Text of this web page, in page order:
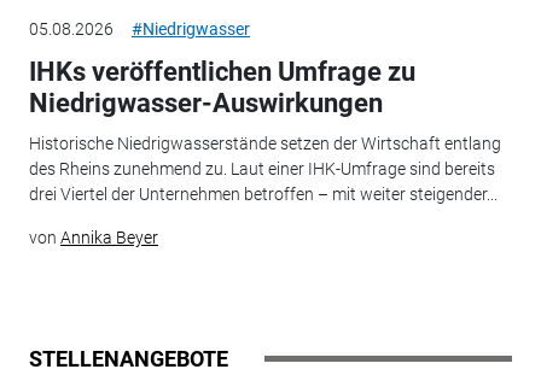
05.08.2026 #Niedrigwasser
IHKs veröffentlichen Umfrage zu
Niedrigwasser-Auswirkungen
Historische Niedrigwasserstände setzen der Wirtschaft entlang
des Rheins zunehmend zu. Laut einer IHK-Umfrage sind bereits
drei Viertel der Unternehmen betroffen – mit weiter steigender...
von Annika Beyer
STELLENANGEBOTE